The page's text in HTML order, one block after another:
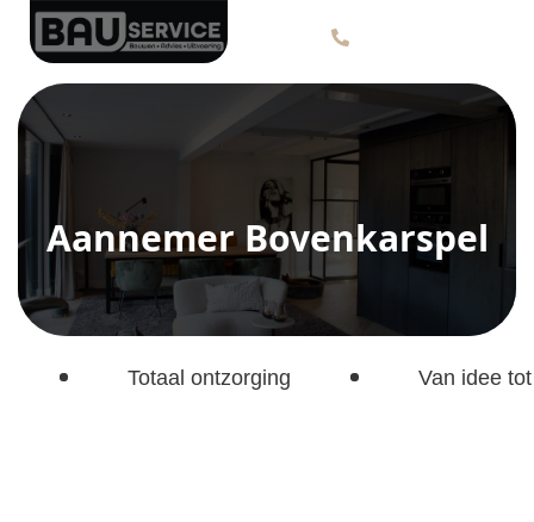
Aannemer Bovenkarspel
Totaal ontzorging Van idee